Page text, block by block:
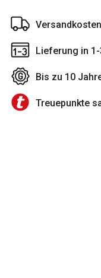
Lieferung in
Bis zu 10
Treuepunkte